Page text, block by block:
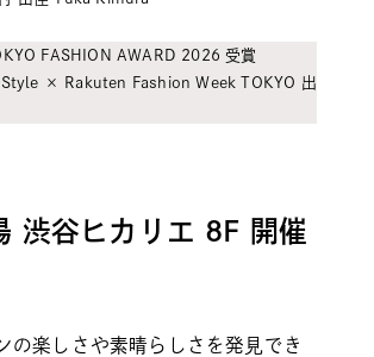
FASHION AWARD 2026 受賞
× Rakuten Fashion Week TOKYO 出
渋谷ヒカリエ 8F 開催
の楽しさや素晴らしさを発見でき